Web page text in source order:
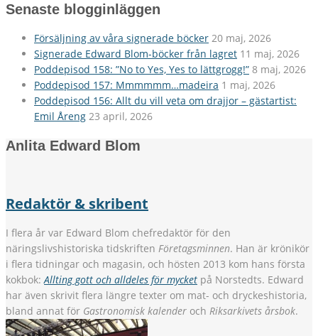
Senaste blogginläggen
Försäljning av våra signerade böcker 20 maj, 2026
Signerade Edward Blom-böcker från lagret 11 maj, 2026
Poddepisod 158: ”No to Yes, Yes to lättgrogg!” 8 maj, 2026
Poddepisod 157: Mmmmmm…madeira 1 maj, 2026
Poddepisod 156: Allt du vill veta om drajjor – gästartist:
Emil Åreng 23 april, 2026
Anlita Edward Blom
Redaktör & skribent
I flera år var Edward Blom chefredaktör för den
näringslivshistoriska tidskriften Företagsminnen. Han är krönikör
i flera tidningar och magasin, och hösten 2013 kom hans första
kokbok:Allting gott och alldeles för mycket på Norstedts. Edward
har även skrivit flera längre texter om mat- och dryckeshistoria,
bland annat för Gastronomisk kalender och Riksarkivets årsbok.